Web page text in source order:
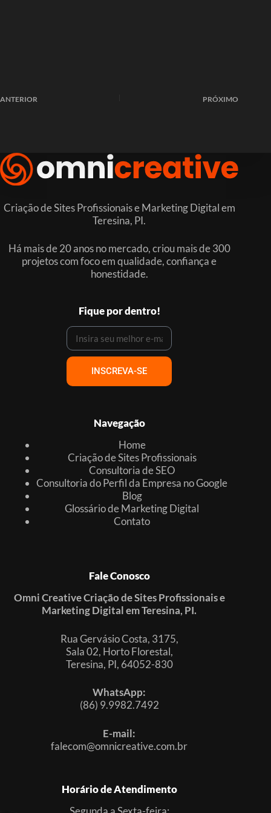
ANTERIOR PRÓXIMO
Criação de Sites Profissionais e Marketing Digital em
Teresina, PI.
Há mais de 20 anos no mercado, criou mais de 300
projetos com foco em qualidade, confiança e
honestidade.
Fique por dentro!
INSCREVA-SE
Navegação
Home
Criação de Sites Profissionais
Consultoria de SEO
Consultoria do Perfil da Empresa no Google
Blog
Glossário de Marketing Digital
Contato
Fale Conosco
Omni Creative Criação de Sites Profissionais e
Marketing Digital em Teresina, PI.
Rua Gervásio Costa, 3175,
Sala 02, Horto Florestal,
Teresina, PI, 64052-830
WhatsApp:
(86) 9.9982.7492
E-mail:
falecom@omnicreative.com.br
Horário de Atendimento